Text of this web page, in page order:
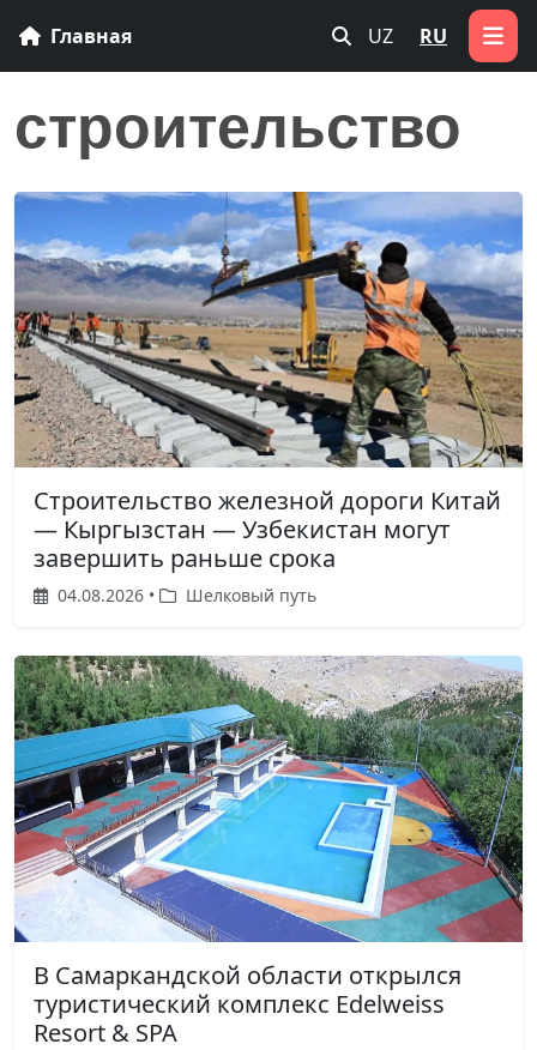
Главная UZ RU
строительство
Строительство железной дороги Китай
— Кыргызстан — Узбекистан могут
завершить раньше срока
04.08.2026 • Шелковый путь
В Самаркандской области открылся
туристический комплекс Edelweiss
Resort & SPA